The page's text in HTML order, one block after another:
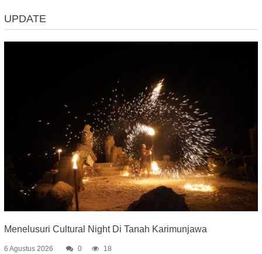
UPDATE
Menelusuri Cultural Night Di Tanah Karimunjawa
6 Agustus 2026 0 18